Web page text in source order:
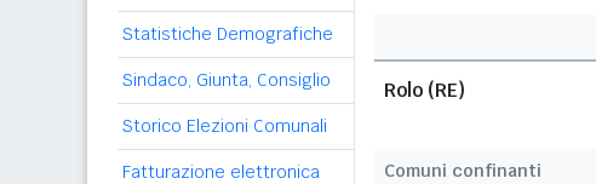
Statistiche Demografiche
Sindaco, Giunta, Consiglio
Storico Elezioni Comunali
Fatturazione elettronica
Rolo (RE)
Comuni confinanti